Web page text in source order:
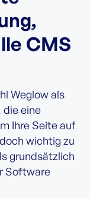
CMS
Weglow als
die eine
Ihre Seite auf
wichtig zu
grundsätzlich
Software